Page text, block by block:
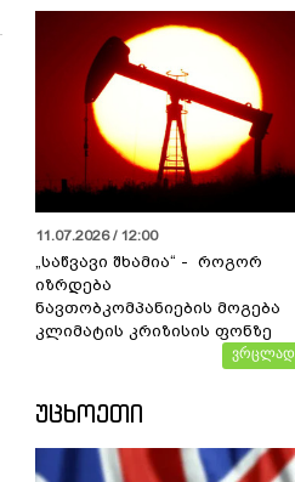
11.07.2026 / 12:00
„საწვავი შხამია“ - როგორ
იზრდება
ნავთობკომპანიების მოგება
კლიმატის კრიზისის ფონზე
ვრცლად
ᲣᲪᲮᲝᲔᲗᲘ